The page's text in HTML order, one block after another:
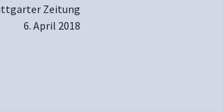
Zeitung
6. April 2018